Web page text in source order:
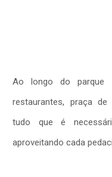
Ao longo do parque
restaurantes, praça
tudo que é
aproveitando cada